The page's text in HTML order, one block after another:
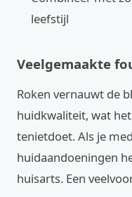
leefstijl
Veelgemaakte
Roken vernauwt de
huidkwaliteit, wat
tenietdoet. Als je
huidaandoeningen
huisarts. Een